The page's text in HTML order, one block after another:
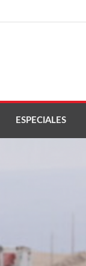
ESPECIALES